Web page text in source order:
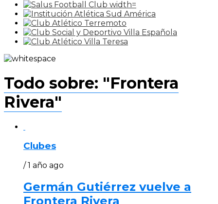
Todo sobre: "Frontera
Rivera"
Clubes
/ 1 año ago
Germán Gutiérrez vuelve a
Frontera Rivera